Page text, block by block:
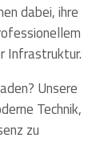
dabei, ihre
Infrastruktur.
Unsere
Technik,
zu